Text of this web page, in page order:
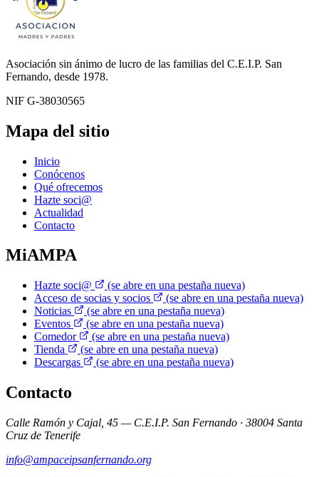
Asociación sin ánimo de lucro de las familias del C.E.I.P. San
Fernando, desde 1978.
NIF G-38030565
Mapa del sitio
Inicio
Conócenos
Qué ofrecemos
Hazte soci@
Actualidad
Contacto
MiAMPA
Hazte soci@
(se abre en una pestaña nueva)
Acceso de socias y socios
(se abre en una pestaña nueva)
Noticias
(se abre en una pestaña nueva)
Eventos
(se abre en una pestaña nueva)
Comedor
(se abre en una pestaña nueva)
Tienda
(se abre en una pestaña nueva)
Descargas
(se abre en una pestaña nueva)
Contacto
Calle Ramón y Cajal, 45 — C.E.I.P. San Fernando · 38004 Santa
Cruz de Tenerife
info@ampaceipsanfernando.org